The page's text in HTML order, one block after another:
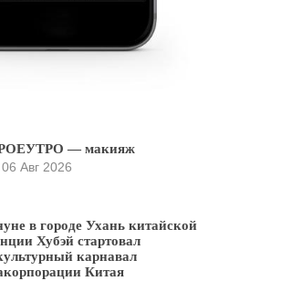
— макияж
06 Авг 2026
в городе Ухань китайской
Хубэй стартовал
карнавал
Китая